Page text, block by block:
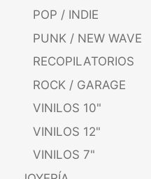
POP / INDIE
PUNK / NEW WAVE
RECOPILATORIOS
ROCK / GARAGE
VINILOS 10"
VINILOS 12"
VINILOS 7"